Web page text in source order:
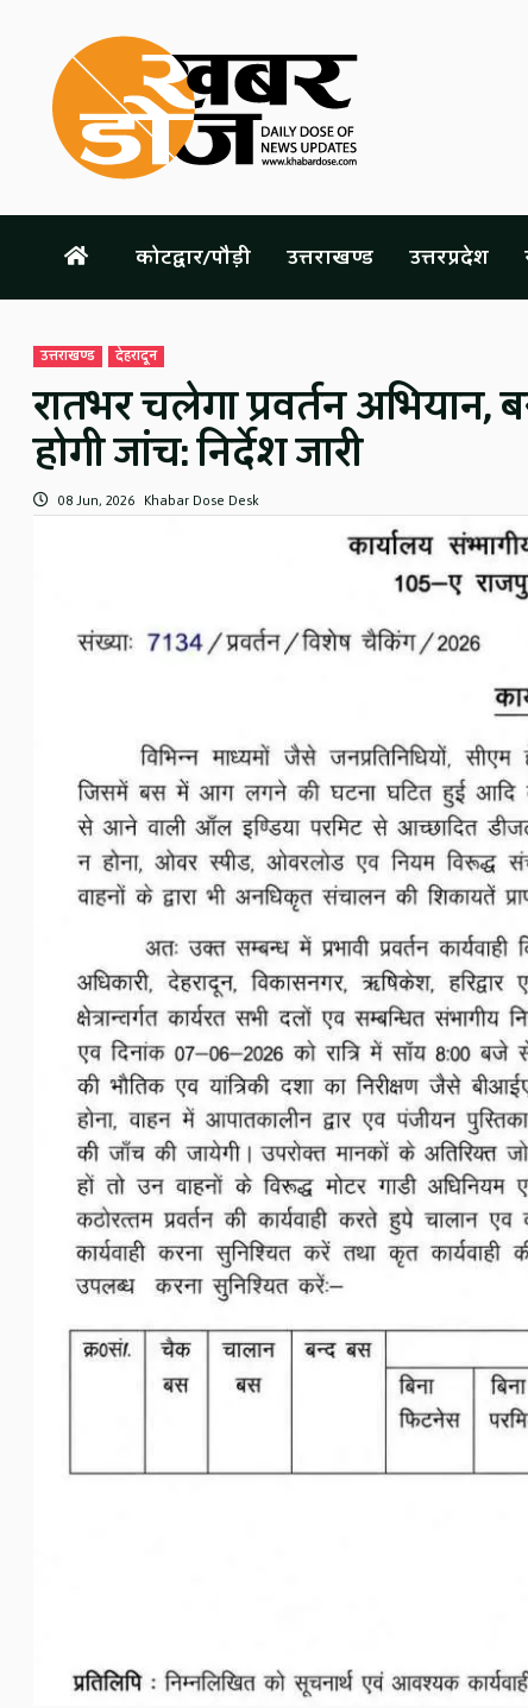
content
कोटद्वार/पौड़ी उत्तराखण्ड उत्तरप्रदेश
उत्तराखण्ड देहरादून
रातभर चलेगा प्रवर्तन
होगी जांच: निर्देश जारी
08 Jun, 2026 Khabar Dose Desk